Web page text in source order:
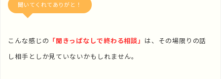
聞いてくれてありがと！
こんな感じの 「聞きっぱなしで終わる相談」 は、その場限りの話
し相手としか見ていないかもしれません。